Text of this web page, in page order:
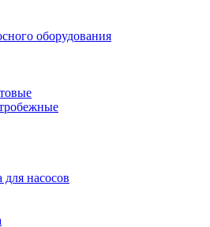
оборудования
насосов